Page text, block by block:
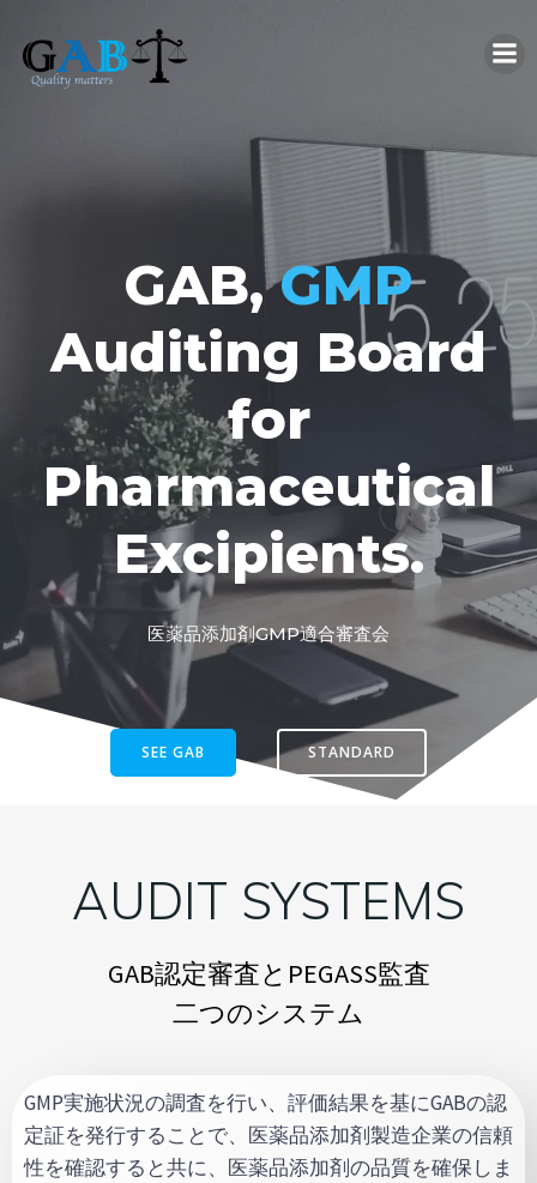
プ
GAB,GMP
Auditing Board
for
Pharmaceutical
Excipients.
医薬品添加剤GMP適合審査会
SEE GAB STANDARD
AUDIT SYSTEMS
GAB認定審査とPEGASS監査
二つのシステム
GMP実施状況の調査を行い、評価結果を基にGABの認
定証を発行することで、医薬品添加剤製造企業の信頼
性を確認すると共に、医薬品添加剤の品質を確保しま